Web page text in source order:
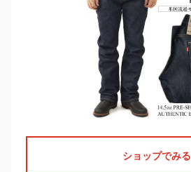
ショップでみる